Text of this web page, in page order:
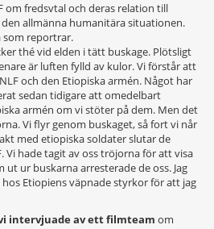
om fredsvtal och deras relation till
allmänna humanitära situationen.
som reportrar.
thé vid elden i tätt buskage. Plötsligt
är luften fylld av kulor. Vi förstår att
och den Etiopiska armén. Något har
sedan tidigare att omedelbart
armén om vi stöter på dem. Men det
Vi flyr genom buskaget, så fort vi når
med etiopiska soldater slutar de
Vi hade tagit av oss tröjorna för att visa
ur buskarna arresterade de oss. Jag
Etiopiens väpnade styrkor för att jag
intervjuade av ett filmteam om